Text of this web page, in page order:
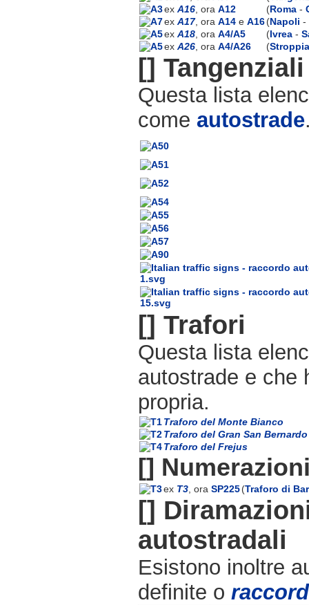
ex A16 , ora A12 (Roma -
ex A17, ora A14 e A16(Napoli -
ex A18 , ora A4/A5 (Ivrea -
ex A26 , ora A4/A26 (
[] Tangenziali
Questa lista
come autostrade
[] Trafori
Questa lista
autostrade e che
propria.
Traforo del Monte Bianco
Traforo del Gran San Bernardo
Traforo del Frejus
[]
ex T3 , ora SP225(Traforo di
[]
autostradali
Esistono inoltre
definite o